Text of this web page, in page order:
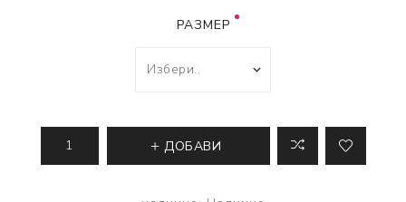
РАЗМЕР
ДОБАВИ